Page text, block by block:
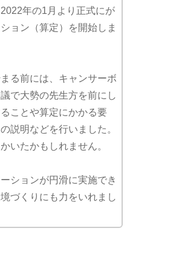
年の1月より正式にが
ョン（算定）を開始しま
る前には、キャンサーボ
で大勢の先生方を前にし
ことや算定にかかる要
説明などを行いました。
いたかもしれません。
ションが円滑に実施でき
づくりにも力をいれまし